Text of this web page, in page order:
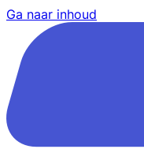
Ga naar inhoud